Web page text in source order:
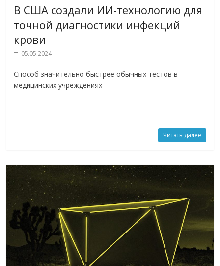
В США создали ИИ-технологию для
точной диагностики инфекций
крови
05.05.2024
Способ значительно быстрее обычных тестов в
медицинских учреждениях
Читать далее